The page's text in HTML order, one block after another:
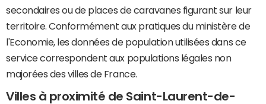
secondaires ou de places de caravanes figurant sur leur
territoire. Conformément aux pratiques du ministère de
l'Economie, les données de population utilisées dans ce
service correspondent aux populations légales non
majorées des villes de France.
Villes à proximité de Saint-Laurent-de-